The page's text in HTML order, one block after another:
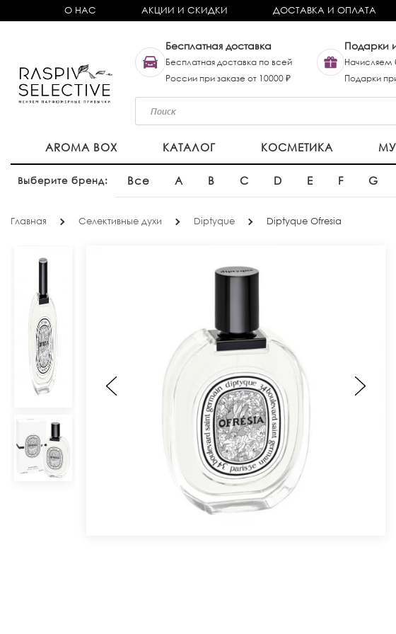
О НАС АКЦИИ И СКИДКИ ДОСТАВКА И ОПЛАТА
Бесплатная доставка
Бесплатная доставка по всей
России при заказе от 10000 ₽
Подарки
Начисляем
Подарки
AROMA BOX КАТАЛОГ КОСМЕТИКА
Выберите бренд: Все A B C D E F G
Главная Селективные духи Diptyque Diptyque Ofresia